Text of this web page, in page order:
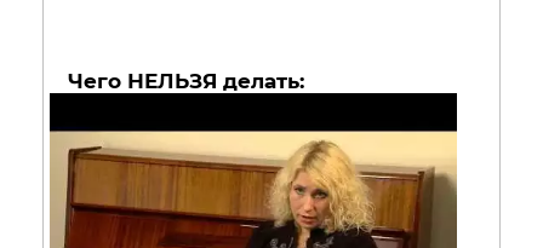
Чего НЕЛЬЗЯ делать: